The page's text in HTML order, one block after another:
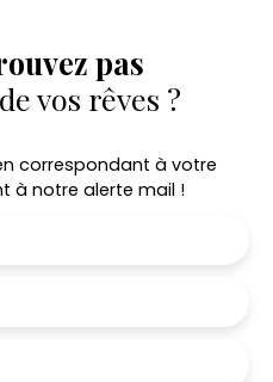
pas
vos rêves ?
correspondant à votre
à notre alerte mail !